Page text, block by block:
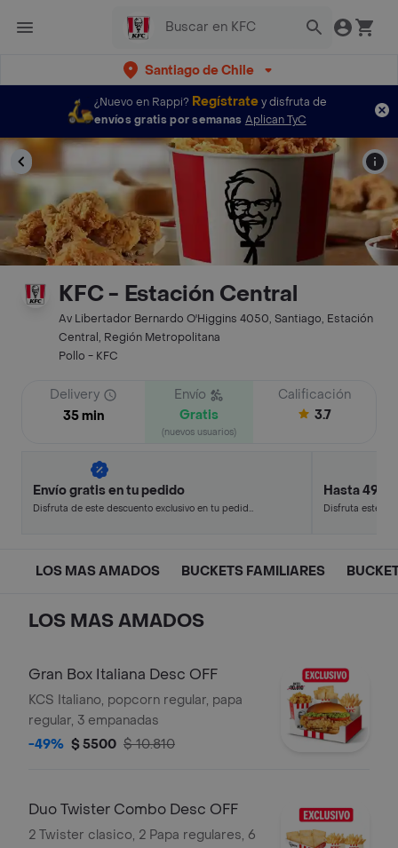
Santiago de Chile
¿Nuevo en Rappi? Regístratey disfruta de
envíos gratis por semanas Aplican TyC
KFC - Estación Central
Av Libertador Bernardo O'Higgins 4050, Santiago, Estación
Central, Región Metropolitana
Pollo - KFC
Delivery
35 min
Envío
Gratis
(nuevos usuarios)
Calificación
3.7
Envío gratis en tu pedido
Disfruta de este descuento exclusivo en tu pedido
Hasta 49%
Disfruta este
LOS MAS AMADOS BUCKETS FAMILIARES
LOS MAS AMADOS
Gran Box Italiana Desc OFF
KCS Italiano, popcorn regular, papa
regular, 3 empanadas
-49% $ 5500 $ 10.810
Duo Twister Combo Desc OFF
2 Twister clasico, 2 Papa regulares, 6